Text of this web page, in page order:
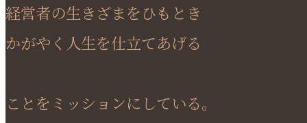
経営者の生きざまをひもとき
かがやく人生を仕立てあげる
ことをミッションにしている。